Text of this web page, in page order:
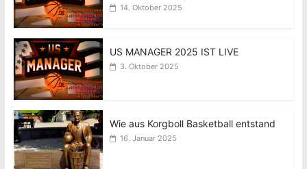
14. Oktober 2025
US MANAGER 2025 IST LIVE
3. Oktober 2025
Wie aus Korgboll Basketball entstand
16. Januar 2025